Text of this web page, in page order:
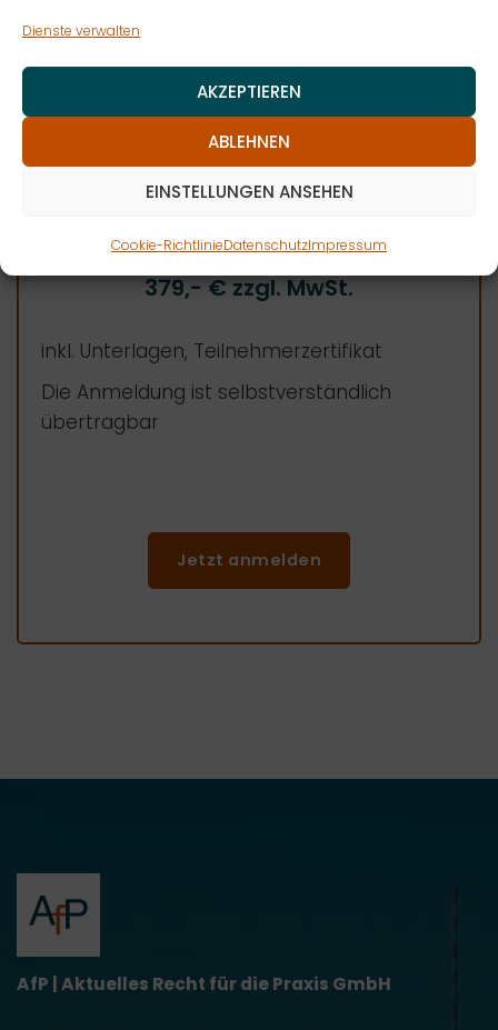
Dienste verwalten
AKZEPTIEREN
ABLEHNEN
EINSTELLUNGEN ANSEHEN
Cookie-RichtlinieDatenschutzImpressum
Anmelden
379,-€ zzgl. MwSt.
inkl. Unterlagen, Teilnehmerzertifikat
Die Anmel­dung ist selbstverständlich
übertragbar
Jetzt anmelden
AfP | Aktuelles Recht für die Praxis GmbH